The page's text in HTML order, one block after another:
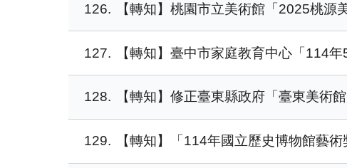
126 【轉知】桃園市立美術館「2025桃
127 【轉知】臺中市家庭教育中心「114年
128 【轉知】修正臺東縣政府「臺東美術
129 【轉知】「114年國立歷史博物館藝